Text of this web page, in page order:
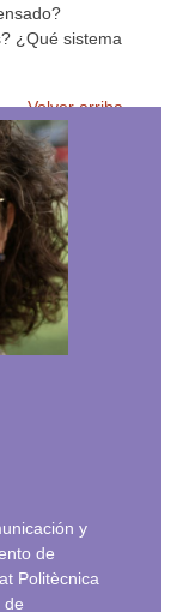
¿Qué sistema
Volver arriba
y
de
Politècnica
de